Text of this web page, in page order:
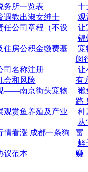
务所一览表
调教出淑女绅士
任公司章程（不设
住房公积金缴费基
司名称注册
会和风险
——南京街头宠物
观赏鱼养殖及产业
情看涨 成都一条狗
议范本
十
观
让
锦
宠
闵
让
有
獭
路！
种
从
富
蛏
赚